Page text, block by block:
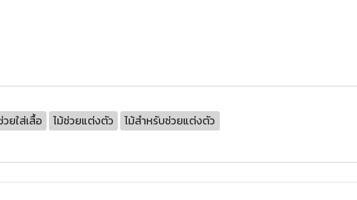
วยใส่เสื้อ ไม้ช่วยแต่งตัว ไม้สำหรับช่วยแต่งตัว